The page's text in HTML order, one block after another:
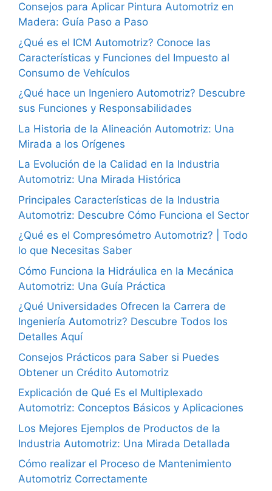
Consejos para Aplicar Pintura Automotriz en
Madera: Guía Paso a Paso
¿Qué es el ICM Automotriz? Conoce las
Características y Funciones del Impuesto al
Consumo de Vehículos
¿Qué hace un Ingeniero Automotriz? Descubre
sus Funciones y Responsabilidades
La Historia de la Alineación Automotriz: Una
Mirada a los Orígenes
La Evolución de la Calidad en la Industria
Automotriz: Una Mirada Histórica
Principales Características de la Industria
Automotriz: Descubre Cómo Funciona el Sector
¿Qué es el Compresómetro Automotriz? | Todo
lo que Necesitas Saber
Cómo Funciona la Hidráulica en la Mecánica
Automotriz: Una Guía Práctica
¿Qué Universidades Ofrecen la Carrera de
Ingeniería Automotriz? Descubre Todos los
Detalles Aquí
Consejos Prácticos para Saber si Puedes
Obtener un Crédito Automotriz
Explicación de Qué Es el Multiplexado
Automotriz: Conceptos Básicos y Aplicaciones
Los Mejores Ejemplos de Productos de la
Industria Automotriz: Una Mirada Detallada
Cómo realizar el Proceso de Mantenimiento
Automotriz Correctamente